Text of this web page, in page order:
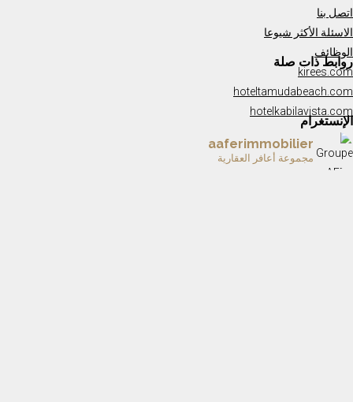
اتصل بنا
الاسئلة الأكثر شيوعا
الوظائف
روابط ذات صلة
kirees.com
hoteltamudabeach.com
hotelkabilavista.com
الإنستغرام
aaferimmobilier
مجموعة أعافر العقارية